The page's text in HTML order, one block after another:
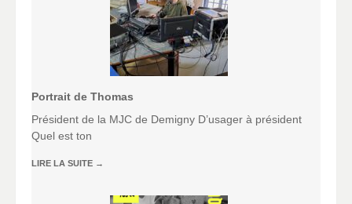
Portrait de Thomas
Président de la MJC de Demigny D’usager à président
Quel est ton
LIRE LA SUITE →